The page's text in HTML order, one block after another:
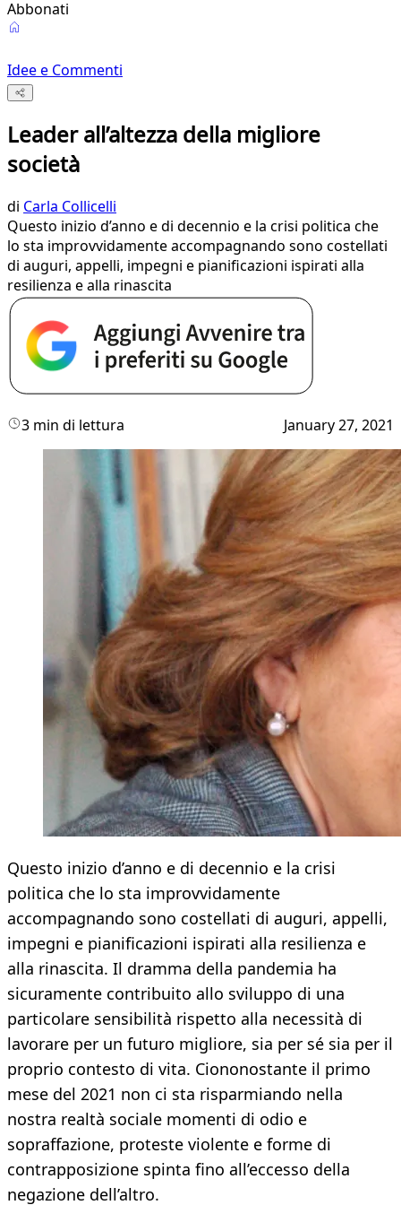
Abbonati
Idee e Commenti
Leader all’altezza della migliore
società
di Carla Collicelli
Questo inizio d’anno e di decennio e la crisi politica che
lo sta improvvidamente accompagnando sono costellati
di auguri, appelli, impegni e pianificazioni ispirati alla
resilienza e alla rinascita
3 min di lettura January 27, 2021
Questo inizio d’anno e di decennio e la crisi
politica che lo sta improvvidamente
accompagnando sono costellati di auguri, appelli,
impegni e pianificazioni ispirati alla resilienza e
alla rinascita. Il dramma della pandemia ha
sicuramente contribuito allo sviluppo di una
particolare sensibilità rispetto alla necessità di
lavorare per un futuro migliore, sia per sé sia per il
proprio contesto di vita. Ciononostante il primo
mese del 2021 non ci sta risparmiando nella
nostra realtà sociale momenti di odio e
sopraffazione, proteste violente e forme di
contrapposizione spinta fino all’eccesso della
negazione dell’altro.